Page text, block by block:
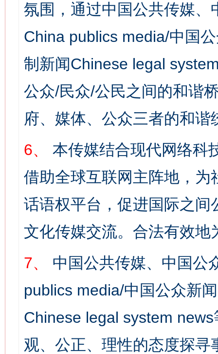
氛围，通过中国公共传媒
China publics media/中国
制新闻Chinese legal
公众/民众/公民之间的和谐
府、媒体、公众三者的和谐
6、
本传媒结合现代网络科
借助全球互联网主阵地，
话语权平台，促进国际之
文化传媒交流。合法有效地
7、
中国公共传媒、中国公
publics media/中国公众新
Chinese legal system
观、公正、理性的态度探寻